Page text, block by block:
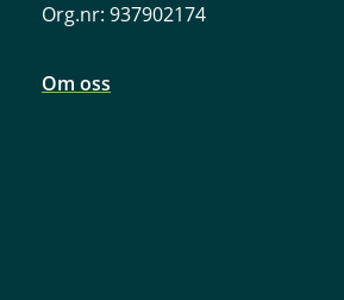
Org.nr: 937902174
Om oss